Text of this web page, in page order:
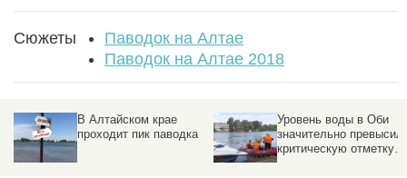
Сюжеты
Паводок на Алтае
Паводок на Алтае 2018
В Алтайском крае
проходит пик паводка
Уровень воды в Оби
значительно превысил
критическую отметку: